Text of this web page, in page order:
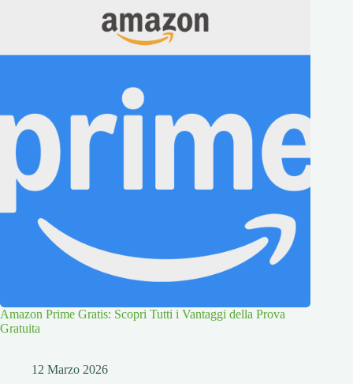
Amazon Prime Gratis: Scopri Tutti i Vantaggi della Prova
Gratuita
12 Marzo 2026